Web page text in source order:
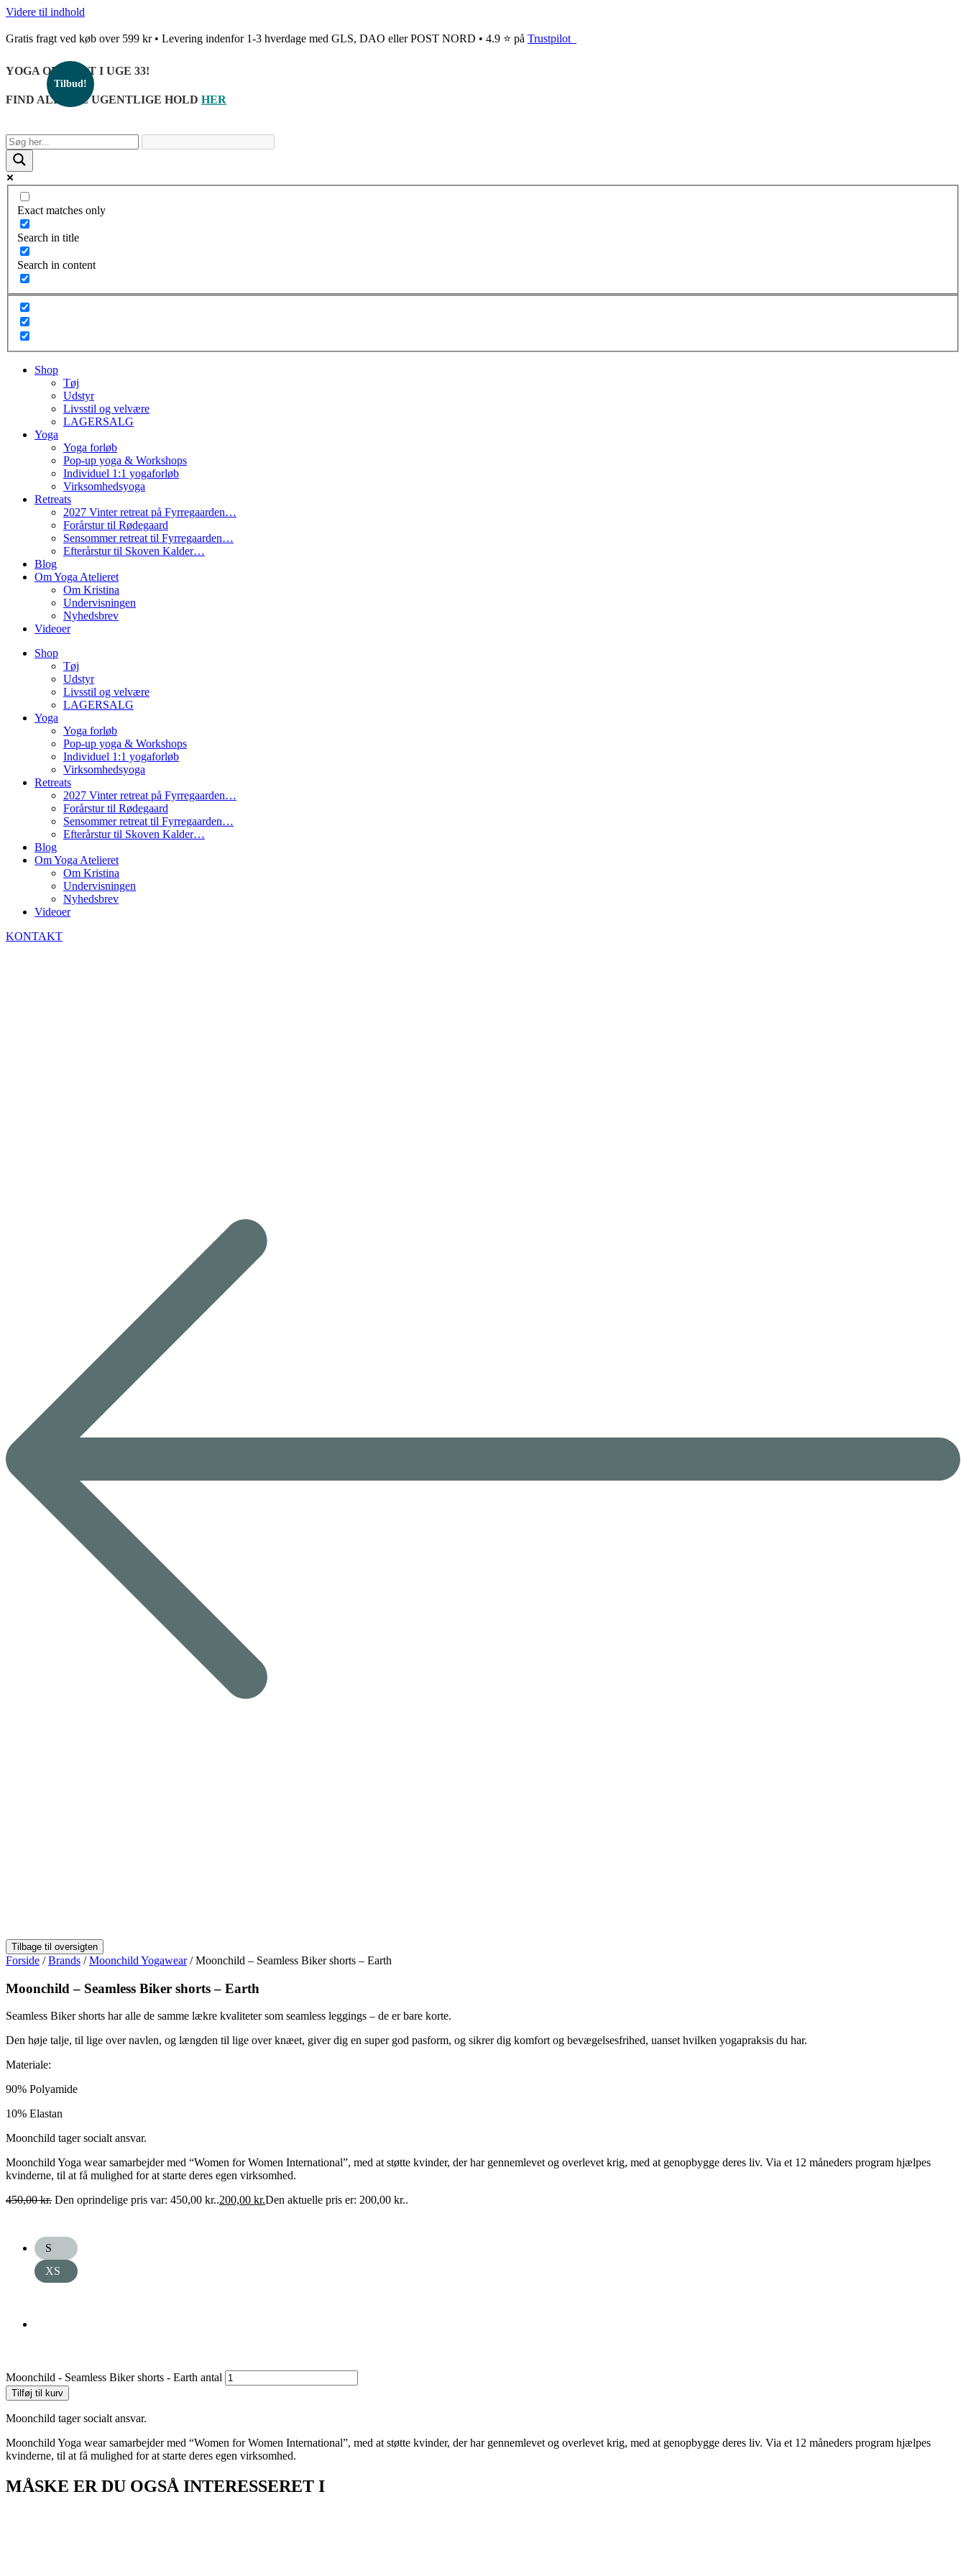
Videre til indhold
Gratis fragt ved køb over 599 kr • Levering indenfor 1-3 hverdage med GLS, DAO eller POST NORD • 4.9 ⭐ på Trustpilot
YOGA OPSTART I UGE 33!
FIND ALLE DE UGENTLIGE HOLD HER
Exact matches only
Search in title
Search in content
Shop
Tøj
Udstyr
Livsstil og velvære
LAGERSALG
Yoga
Yoga forløb
Pop-up yoga & Workshops
Individuel 1:1 yogaforløb
Virksomhedsyoga
Retreats
2027 Vinter retreat på Fyrregaarden…
Forårstur til Rødegaard
Sensommer retreat til Fyrregaarden…
Efterårstur til Skoven Kalder…
Blog
Om Yoga Atelieret
Om Kristina
Undervisningen
Nyhedsbrev
Videoer
Shop
Tøj
Udstyr
Livsstil og velvære
LAGERSALG
Yoga
Yoga forløb
Pop-up yoga & Workshops
Individuel 1:1 yogaforløb
Virksomhedsyoga
Retreats
2027 Vinter retreat på Fyrregaarden…
Forårstur til Rødegaard
Sensommer retreat til Fyrregaarden…
Efterårstur til Skoven Kalder…
Blog
Om Yoga Atelieret
Om Kristina
Undervisningen
Nyhedsbrev
Videoer
KONTAKT
Tilbud!
Forside /Brands /Moonchild Yogawear/ Moonchild – Seamless Biker shorts – Earth
Moonchild – Seamless Biker shorts – Earth
Seamless Biker shorts har alle de samme lækre kvaliteter som seamless leggings – de er bare korte.
Den høje talje, til lige over navlen, og længden til lige over knæet, giver dig en super god pasform, og sikrer dig komfort og bevægelsesfrihed, uanset hvilken yogapraksis du har.
Materiale:
90% Polyamide
10% Elastan
Moonchild tager socialt ansvar.
Moonchild Yoga wear samarbejder med “Women for Women International”, med at støtte kvinder, der har gennemlevet og overlevet krig, med at genopbygge deres liv. Via et 12 måneders program hjælpes
kvinderne, til at få mulighed for at starte deres egen virksomhed.
450,00kr. Den oprindelige pris var: 450,00 kr..200,00 kr.Den aktuelle pris er: 200,00 kr..
S
XS
Moonchild - Seamless Biker shorts - Earth antal
Tilføj til kurv
Moonchild tager socialt ansvar.
Moonchild Yoga wear samarbejder med “Women for Women International”, med at støtte kvinder, der har gennemlevet og overlevet krig, med at genopbygge deres liv. Via et 12 måneders program hjælpes
kvinderne, til at få mulighed for at starte deres egen virksomhed.
MÅSKE ER DU OGSÅ INTERESSERET I